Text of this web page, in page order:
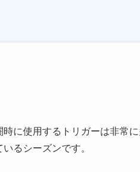
に使用するトリガーは非常
るシーズンです。